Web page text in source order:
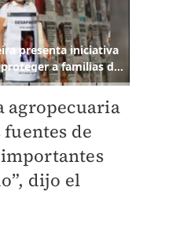
agropecuaria
fuentes de
dijo el